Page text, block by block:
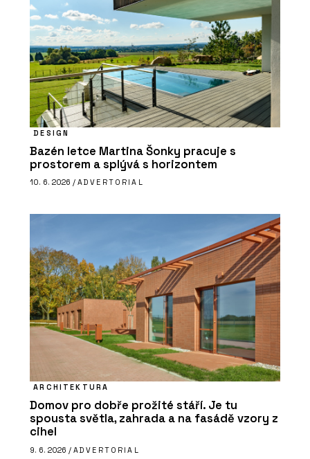
DESIGN
Bazén letce Martina Šonky pracuje s
prostorem a splývá s horizontem
10. 6. 2026 / ADVERTORIAL
ARCHITEKTURA
Domov pro dobře prožité stáří. Je tu
spousta světla, zahrada a na fasádě vzory z
cihel
9. 6. 2026 / ADVERTORIAL